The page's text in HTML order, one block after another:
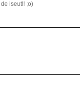
iseut!! ;o)